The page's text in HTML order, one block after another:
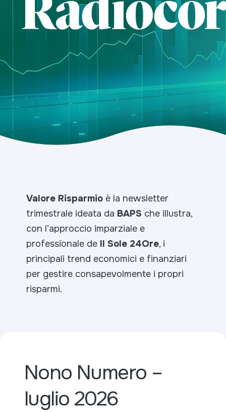
Valore Risparmio è la newsletter
trimestrale ideata da BAPS che illustra,
con l’approccio imparziale e
professionale de Il Sole 24Ore, i
principali trend economici e finanziari
per gestire consapevolmente i propri
risparmi.
Nono Numero –
luglio 2026